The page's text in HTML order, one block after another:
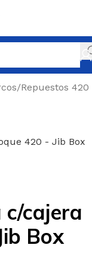
/Repuestos 420
c/cajera
Box